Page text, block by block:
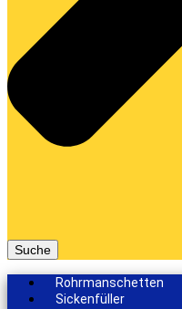
Suche
Rohrmanschetten
Sickenfüller